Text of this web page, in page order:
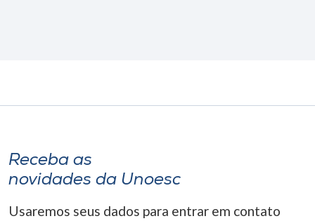
Receba as
novidades da Unoesc
Usaremos seus dados para entrar em contato